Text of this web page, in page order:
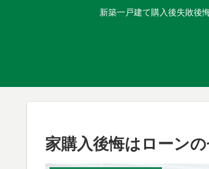
新築一戸建て購入後失敗後
家購入後悔はローン